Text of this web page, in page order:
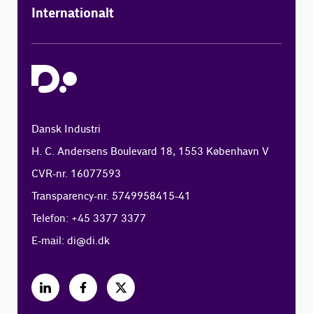
Internationalt
Dansk Industri
H. C. Andersens Boulevard 18, 1553 København V
CVR-nr. 16077593
Transparency-nr. 5749958415-41
Telefon: +45 3377 3377
E-mail:di@di.dk